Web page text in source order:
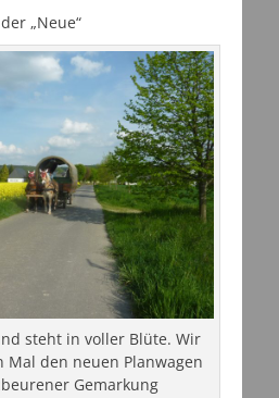
„Neue“
steht in voller Blüte. Wir
den neuen Planwagen
Gemarkung